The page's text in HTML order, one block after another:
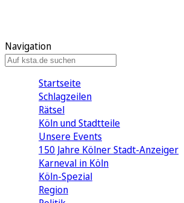
Navigation
Startseite
Schlagzeilen
Rätsel
Köln und Stadtteile
Unsere Events
150 Jahre Kölner Stadt-Anzeiger
Karneval in Köln
Köln-Spezial
Region